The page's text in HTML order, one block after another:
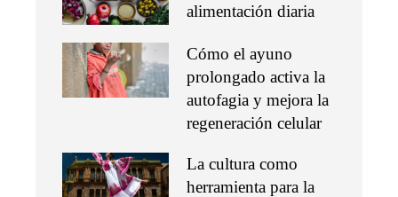
alimentación diaria
Cómo el ayuno
prolongado activa la
autofagia y mejora la
regeneración celular
La cultura como
herramienta para la